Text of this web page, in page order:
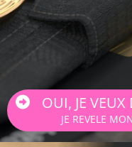
OUI, JE VEUX
JE REVELE